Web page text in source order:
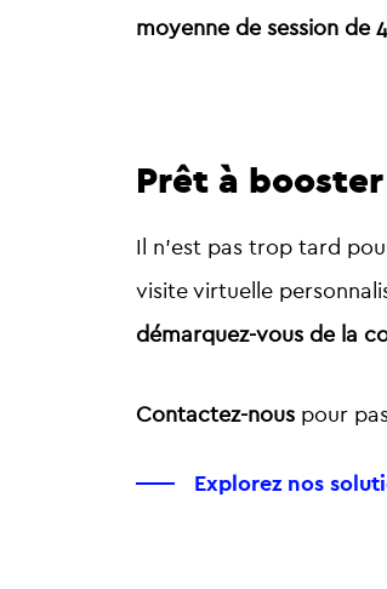
moyenne de session de
Prêt à
Il n’est pas trop tard
visite virtuelle
démarquez-vous de la
Contactez-nous pour
Explorez nos